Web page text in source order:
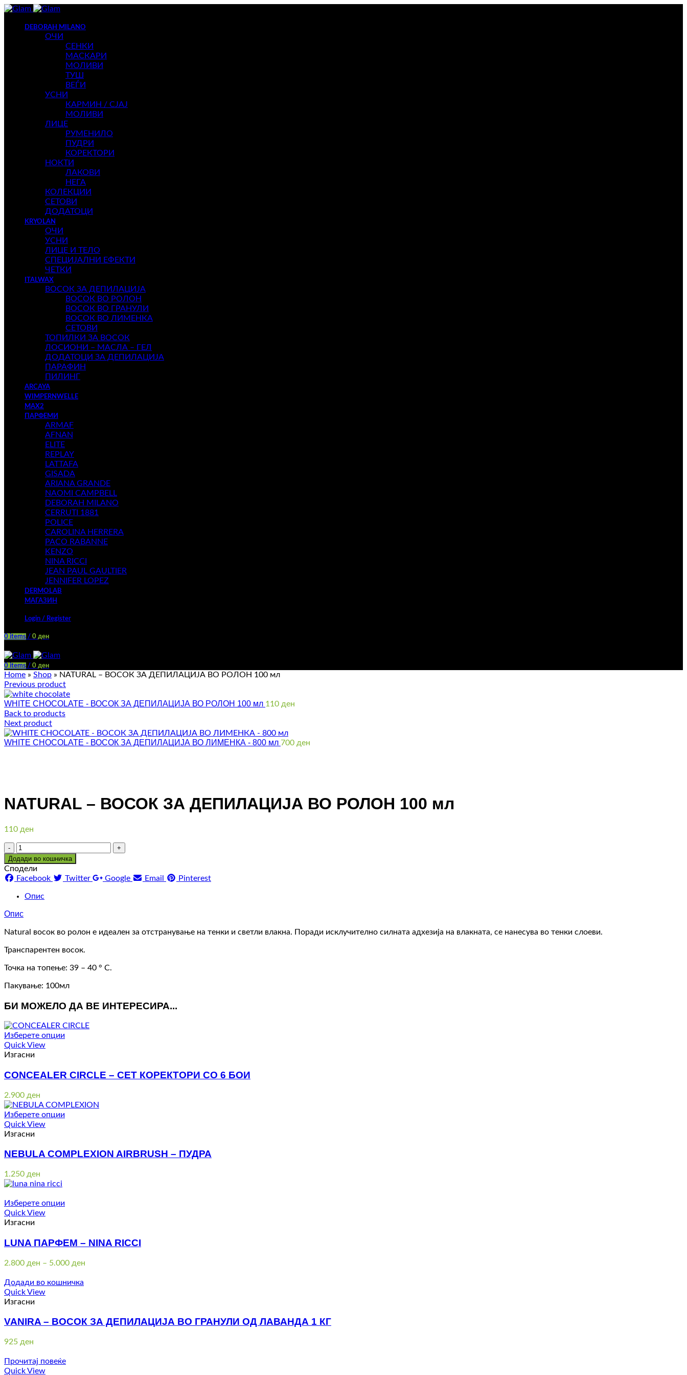
DEBORAH MILANO
ОЧИ
СЕНКИ
МАСКАРИ
МОЛИВИ
ТУШ
ВЕЃИ
УСНИ
КАРМИН / СЈАЈ
МОЛИВИ
ЛИЦЕ
РУМЕНИЛО
ПУДРИ
КОРЕКТОРИ
НОКТИ
ЛАКОВИ
НЕГА
КОЛЕКЦИИ
СЕТОВИ
ДОДАТОЦИ
KRYOLAN
ОЧИ
УСНИ
ЛИЦЕ И ТЕЛО
СПЕЦИЈАЛНИ ЕФЕКТИ
ЧЕТКИ
ITALWAX
ВОСОК ЗА ДЕПИЛАЦИЈА
ВОСОК ВО РОЛОН
ВОСОК ВО ГРАНУЛИ
ВОСОК ВО ЛИМЕНКА
СЕТОВИ
ТОПИЛКИ ЗА ВОСОК
ЛОСИОНИ – МАСЛА – ГЕЛ
ДОДАТОЦИ ЗА ДЕПИЛАЦИЈА
ПАРАФИН
ПИЛИНГ
ARCAYA
WIMPERNWELLE
MAX2
ПАРФЕМИ
ARMAF
AFNAN
ELITE
REPLAY
LATTAFA
GISADA
ARIANA GRANDE
NAOMI CAMPBELL
DEBORAH MILANO
CERRUTI 1881
POLICE
CAROLINA HERRERA
PACO RABANNE
KENZO
NINA RICCI
JEAN PAUL GAULTIER
JENNIFER LOPEZ
DERMOLAB
МАГАЗИН
Login / Register
0 items / 0 ден
0 items / 0 ден
Home » Shop » NATURAL – ВОСОК ЗА ДЕПИЛАЦИЈА ВО РОЛОН 100 мл
Previous product
WHITE CHOCOLATE - ВОСОК ЗА ДЕПИЛАЦИЈА ВО РОЛОН 100 мл 110 ден
Back to products
Next product
WHITE CHOCOLATE - ВОСОК ЗА ДЕПИЛАЦИЈА ВО ЛИМЕНКА - 800 мл 700 ден
NATURAL – ВОСОК ЗА ДЕПИЛАЦИЈА ВО РОЛОН 100 мл
110 ден
Количина
Додади во кошничка
Сподели
Facebook
Twitter Google Email Pinterest
Опис
Опис
Natural восок во ролон е идеален за отстранување на тенки и светли влакна. Поради исклучително силната адхезија на влакната, се нанесува во тенки слоеви.
Транспарентен восок.
Точка на топење: 39 – 40 ° С.
Пакување: 100мл
БИ МОЖЕЛО ДА ВЕ ИНТЕРЕСИРА...
Изберете опции
Quick View
Изгасни
CONCEALER CIRCLE – СЕТ КОРЕКТОРИ СО 6 БОИ
2.900 ден
Изберете опции
Quick View
Изгасни
NEBULA COMPLEXION AIRBRUSH – ПУДРА
1.250 ден
Изберете опции
Quick View
Изгасни
LUNA ПАРФЕМ – NINA RICCI
2.800 ден – 5.000 ден
Додади во кошничка
Quick View
Изгасни
VANIRA – ВОСОК ЗА ДЕПИЛАЦИЈА ВО ГРАНУЛИ ОД ЛАВАНДА 1 КГ
925 ден
Прочитај повеќе
Quick View